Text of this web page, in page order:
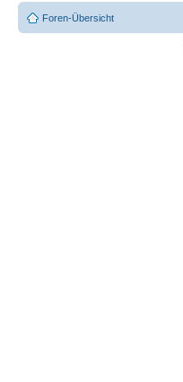
Foren-Übersicht